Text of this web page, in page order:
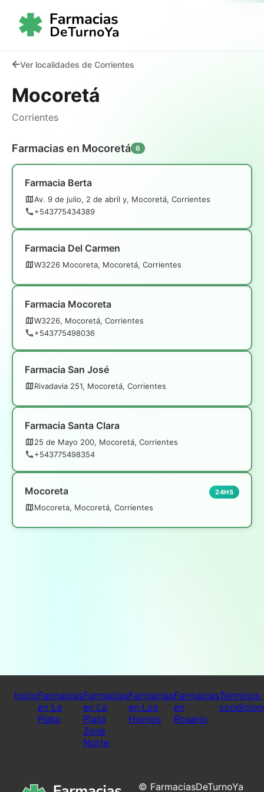
Ver localidades de Corrientes
Mocoretá
Corrientes
Farmacias en Mocoretá 6
Farmacia Berta
Av. 9 de julio, 2 de abril y, Mocoretá, Corrientes
+543775434389
Farmacia Del Carmen
W3226 Mocoreta, Mocoretá, Corrientes
Farmacia Mocoreta
W3226, Mocoretá, Corrientes
+543775498036
Farmacia San José
Rivadavia 251, Mocoretá, Corrientes
Farmacia Santa Clara
25 de Mayo 200, Mocoretá, Corrientes
+543775498354
Mocoreta
Mocoreta, Mocoretá, Corrientes
24HS
InicioFarmacias
en La
Plata
Farmacias
en La
Plata
Zona
Norte
Farmacias
en Los
Hornos
Farmacias
en
Rosario
Términos
© FarmaciasDeTurnoYa